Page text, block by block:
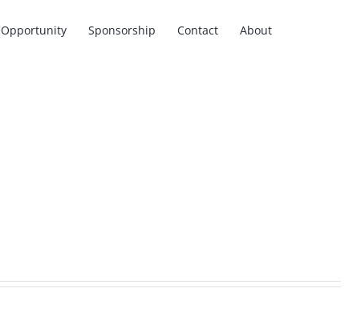
Opportunity Sponsorship Contact About